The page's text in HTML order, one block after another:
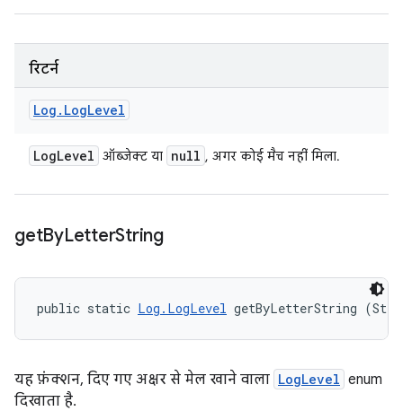
रिटर्न
Log . LogLevel
LogLevel ऑब्जेक्ट या null , अगर कोई मैच नहीं मिला.
getByLetterString
public static Log.LogLevel getByLetterString
यह फ़ंक्शन, दिए गए अक्षर से मेल खाने वाला LogLevel enum
दिखाता है.